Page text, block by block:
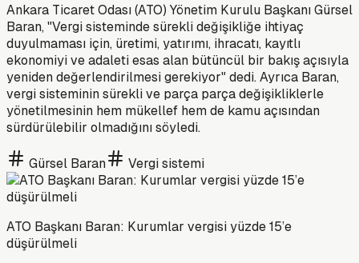
Ankara Ticaret Odası (ATO) Yönetim Kurulu Başkanı Gürsel
Baran, "Vergi sisteminde sürekli değişikliğe ihtiyaç
duyulmaması için, üretimi, yatırımı, ihracatı, kayıtlı
ekonomiyi ve adaleti esas alan bütüncül bir bakış açısıyla
yeniden değerlendirilmesi gerekiyor" dedi. Ayrıca Baran,
vergi sisteminin sürekli ve parça parça değişikliklerle
yönetilmesinin hem mükellef hem de kamu açısından
sürdürülebilir olmadığını söyledi.
Gürsel Baran Vergi sistemi
ATO Başkanı Baran: Kurumlar vergisi yüzde 15’e
düşürülmeli